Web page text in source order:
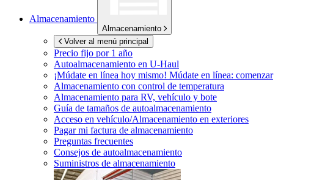
Almacenamiento
Almacenamiento
Volver al menú principal
Precio fijo por 1 año
Autoalmacenamiento en U-Haul
¡Múdate en línea hoy mismo! Múdate en línea: comenzar
Almacenamiento con control de temperatura
Almacenamiento para RV, vehículo y bote
Guía de tamaños de autoalmacenamiento
Acceso en vehículo/Almacenamiento en exteriores
Pagar mi factura de almacenamiento
Preguntas frecuentes
Consejos de autoalmacenamiento
Suministros de almacenamiento